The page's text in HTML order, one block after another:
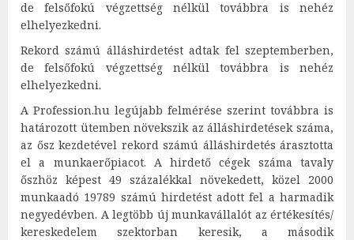
de felsőfokú végzettség nélkül továbbra is nehéz
elhelyezkedni.
Rekord számú álláshirdetést adtak fel szeptemberben,
de felsőfokú végzettség nélkül továbbra is nehéz
elhelyezkedni.
A Profession.hu legújabb felmérése szerint továbbra is
határozott ütemben növekszik az álláshirdetések száma,
az ősz kezdetével rekord számú álláshirdetés árasztotta
el a munkaerőpiacot. A hirdető cégek száma tavaly
őszhöz képest 49 százalékkal növekedett, közel 2000
munkaadó 19789 számú hirdetést adott fel a harmadik
negyedévben. A legtöbb új munkavállalót az értékesítés/
kereskedelem szektorban keresik, a második